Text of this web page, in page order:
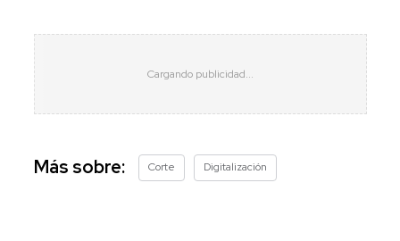
Más sobre: Corte Digitalización